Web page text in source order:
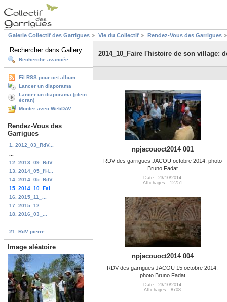
Galerie Collectif des Garrigues Vie du Collectif Rendez-Vous des Garrigues
Recherche avancée
Fil RSS pour cet album
Lancer un diaporama
Lancer un diaporama (plein
écran)
Monter avec WebDAV
Rendez-Vous des
Garrigues
1. 2012_03_RdV...
12. 2013_09_RdV...
13. 2014_05_l'H...
14. 2014_05_RdV...
15. 2014_10_Fai...
16. 2015_11_...
17. 2015_12...
18. 2016_03_...
21. RdV pierre ...
Image aléatoire
2014_10_Faire l'histoire de son village:
npjacouoct2014 001
RDV des garrigues JACOU octobre 2014, photo
Bruno Fadat
Date : 23/10/2014
Affichages : 12751
npjacouoct2014 004
RDV des garrigues JACOU 15 octobre 2014,
photo Bruno Fadat
Date : 23/10/2014
Affichages : 8708